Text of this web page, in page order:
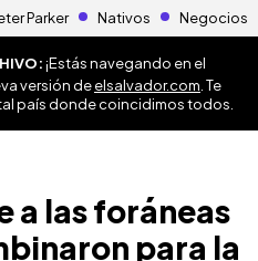
Parker Nativos Negocios
¡Estás navegando en el
versión deelsalvador.com . Te
país donde coincidimos todos.
a las foráneas
para la